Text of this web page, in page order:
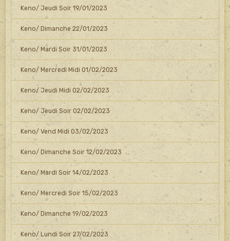
Keno/ Jeudi Soir 19/01/2023
Keno/ Dimanche 22/01/2023
Keno/ Mardi Soir 31/01/2023
Keno/ Mercredi Midi 01/02/2023
Keno/ Jeudi Midi 02/02/2023
Keno/ Jeudi Soir 02/02/2023
Keno/ Vend Midi 03/02/2023
Keno/ Dimanche Soir 12/02/2023
Keno/ Mardi Soir 14/02/2023
Keno/ Mercredi Soir 15/02/2023
Keno/ Dimanche 19/02/2023
Keno/ Lundi Soir 27/02/2023